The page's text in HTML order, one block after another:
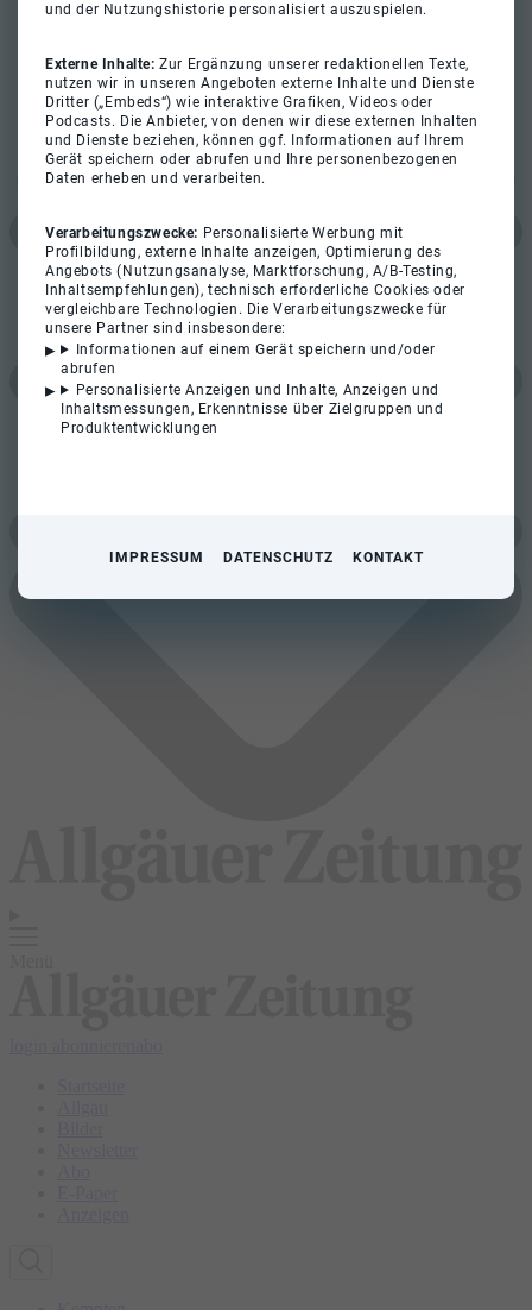
und der Nutzungshistorie personalisiert auszuspielen.
Externe Inhalte:Zur Ergänzung unserer redaktionellen Texte,
nutzen wir in unseren Angeboten externe Inhalte und Dienste
Dritter („Embeds“) wie interaktive Grafiken, Videos oder
Podcasts. Die Anbieter, von denen wir diese externen Inhalten
und Dienste beziehen, können ggf. Informationen auf Ihrem
Gerät speichern oder abrufen und Ihre personenbezogenen
Daten erheben und verarbeiten.
Verarbeitungszwecke: Personalisierte Werbung mit
Profilbildung, externe Inhalte anzeigen, Optimierung des
Angebots (Nutzungsanalyse, Marktforschung, A/B-Testing,
Inhaltsempfehlungen), technisch erforderliche Cookies oder
vergleichbare Technologien. Die Verarbeitungszwecke für
unsere Partner sind insbesondere:
Informationen auf einem Gerät speichern und/oder
abrufen
Personalisierte Anzeigen und Inhalte, Anzeigen und
Inhaltsmessungen, Erkenntnisse über Zielgruppen und
Produktentwicklungen
IMPRESSUM DATENSCHUTZ KONTAKT